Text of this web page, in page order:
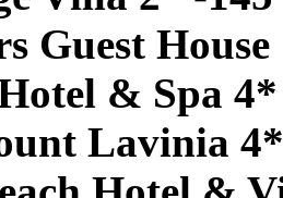
Guest
& Spa
Lavinia 4*